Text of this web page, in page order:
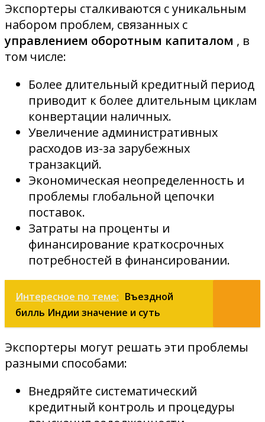
Экспортеры сталкиваются с уникальным
набором проблем, связанных с
управлением оборотным капиталом , в
том числе:
Более длительный кредитный период
приводит к более длительным циклам
конвертации наличных.
Увеличение административных
расходов из-за зарубежных
транзакций.
Экономическая неопределенность и
проблемы глобальной цепочки
поставок.
Затраты на проценты и
финансирование краткосрочных
потребностей в финансировании.
Интересное по теме: Въездной
билль Индии значение и суть
Экспортеры могут решать эти проблемы
разными способами:
Внедряйте систематический
кредитный контроль и процедуры